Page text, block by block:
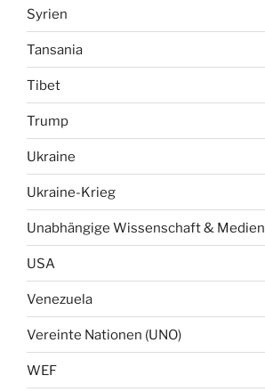
Syrien
Tansania
Tibet
Trump
Ukraine
Ukraine-Krieg
Unabhängige Wissenschaft & Medien
USA
Venezuela
Vereinte Nationen (UNO)
WEF